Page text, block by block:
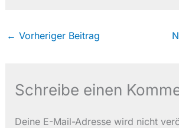
← Vorheriger Beitrag
Schreibe einen
Deine E-Mail-Adresse wird nicht